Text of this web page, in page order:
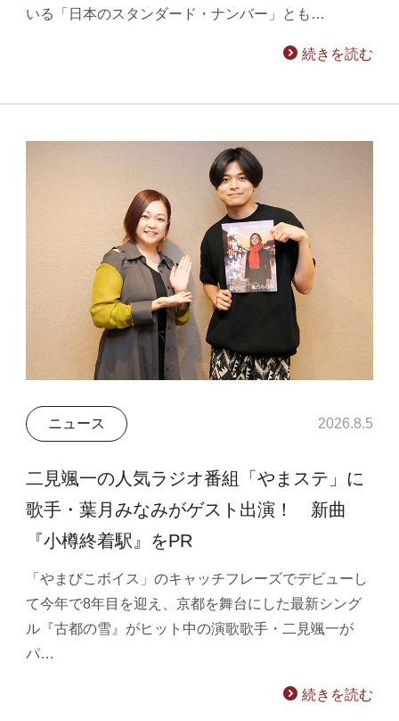
いる「日本のスタンダード・ナンバー」とも…
続きを読む
ニュース 2026.8.5
二見颯一の人気ラジオ番組「やまステ」に
歌手・葉月みなみがゲスト出演！ 新曲
『小樽終着駅』をPR
「やまびこボイス」のキャッチフレーズでデビューし
て今年で8年目を迎え、京都を舞台にした最新シング
ル『古都の雪』がヒット中の演歌歌手・二見颯一が
パ…
続きを読む